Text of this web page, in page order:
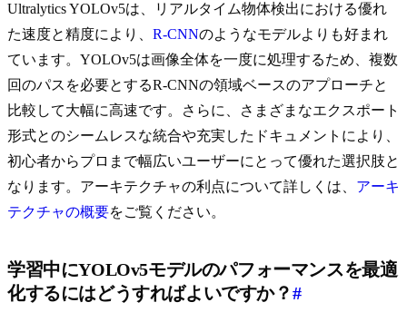
Ultralytics YOLOv5は、リアルタイム物体検出における優れ
た速度と精度により、 R-CNNのようなモデルよりも好まれ
ています。YOLOv5は画像全体を一度に処理するため、複数
回のパスを必要とするR-CNNの領域ベースのアプローチと
比較して大幅に高速です。さらに、さまざまなエクスポート
形式とのシームレスな統合や充実したドキュメントにより、
初心者からプロまで幅広いユーザーにとって優れた選択肢と
なります。アーキテクチャの利点について詳しくは、 アーキ
テクチャの概要をご覧ください。
学習中にYOLOv5モデルのパフォーマンスを最適
化するにはどうすればよいですか？#